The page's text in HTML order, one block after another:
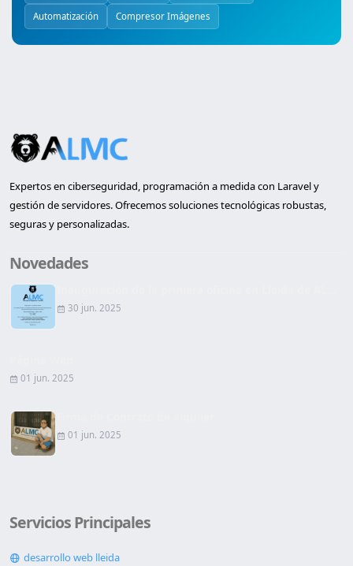
Automatización Compresor Imágenes
Expertos en ciberseguridad, programación a medida con Laravel y
gestión de servidores. Ofrecemos soluciones tecnológicas robustas,
seguras y personalizadas.
Novedades
30 jun. 2025
01 jun. 2025
01 jun. 2025
Servicios Principales
desarrollo web lleida